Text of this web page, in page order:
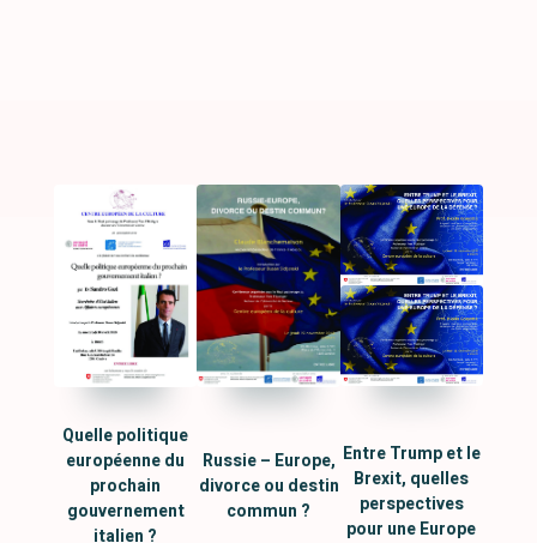
Quelle politique
européenne du
prochain
gouvernement
italien ?
Russie – Europe,
divorce ou destin
commun ?
Entre Trump et le
Brexit, quelles
perspectives
pour une Europe